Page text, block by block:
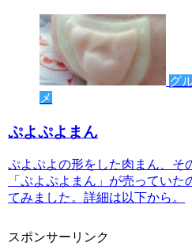
グ
メ
ぷよぷよまん
ぷよぷよの形をした肉まん、そ
「ぷよぷよまん」が売っていた
てみました。詳細は以下から。
スポンサーリンク